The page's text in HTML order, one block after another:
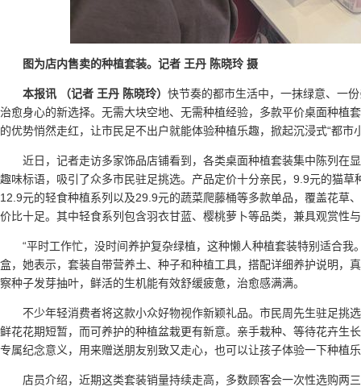
图为店内售卖的种植套装。记者 王丹 陈晓玲 摄
本报讯 （记者 王丹 陈晓玲） 快节奏的都市生活中，一抹绿意、一
治愈身心的新选择。无需大块空地、无需种植经验，多款平价桌面种植
的优势悄然走红，让市民足不出户就能体验种植乐趣，掀起沉浸式“都市
近日，记者走访多家饰品店铺看到，各类桌面种植套装集中陈列在
趣味标语，吸引了众多市民驻足挑选。产品定价十分亲民，9.9元的猫草
12.9元的轻食种植系列以及29.9元的蔬菜爬藤桶等多款单品，覆盖花草
价比十足。其中轻食系列包含羽衣甘蓝、樱桃萝卜等品类，兼具观赏性
“平时工作忙，没时间养护复杂绿植，这种懒人种植套装特别适合我
盒，她表示，套装自带营养土、种子和种植工具，搭配详细养护说明，
察种子发芽抽叶，鲜活的生机能有效舒缓疲惫，治愈感满满。
不少年轻消费者将这款小众好物视作新颖礼品。市民周先生驻足挑
鲜花花期短暂，而可养护的种植盆栽更有新意。亲手栽种、等待花卉生
专属纪念意义，用来赠送朋友别致又走心，也可以让孩子体验一下种植
店员介绍，近期这类套装销量持续走高，多数顾客会一次性选购两